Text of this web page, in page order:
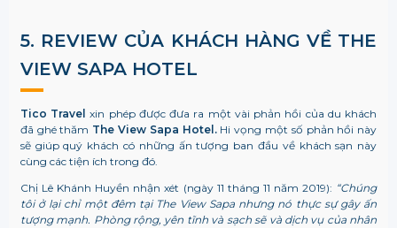
5. REVIEW CỦA KHÁCH HÀNG VỀ THE
VIEW SAPA HOTEL
Tico Travel xin phép được đưa ra một vài phản hồi của du khách
đã ghé thăm The View Sapa Hotel.Hi vọng một số phản hồi này
sẽ giúp quý khách có những ấn tượng ban đầu về khách sạn này
cùng các tiện ích trong đó.
Chị Lê Khánh Huyền nhận xét (ngày 11 tháng 11 năm 2019): “Chúng
tôi ở lại chỉ một đêm tại The View Sapa nhưng nó thực sự gây ấn
tượng mạnh. Phòng rộng, yên tĩnh và sạch sẽ và dịch vụ của nhân